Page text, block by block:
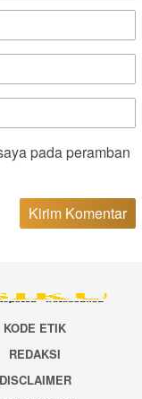
pada peramban
KODE ETIK
REDAKSI
DISCLAIMER